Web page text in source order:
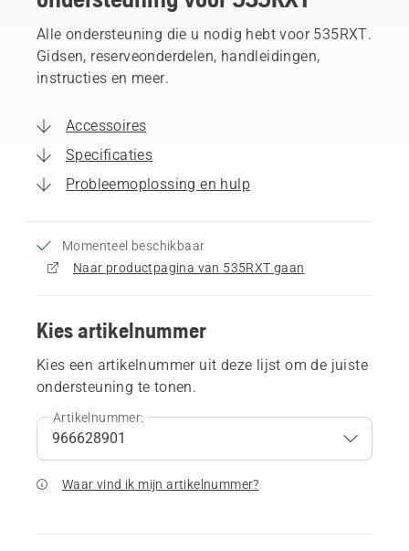
Alle ondersteuning die u nodig hebt voor 535RXT.
Gidsen, reserveonderdelen, handleidingen,
instructies en meer.
Accessoires
Specificaties
Probleemoplossing en hulp
Momenteel beschikbaar
Naar productpagina van 535RXT gaan
Kies artikelnummer
Kies een artikelnummer uit deze lijst om de juiste
ondersteuning te tonen.
Artikelnummer:
Waar vind ik mijn artikelnummer?